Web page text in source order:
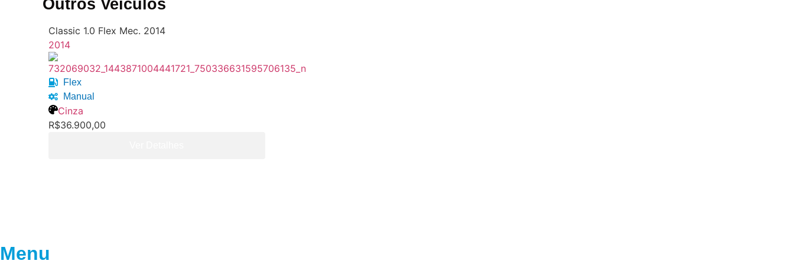
Classic 1.0 Flex Mec. 2014
2014
Flex
Manual
Cinza
R$36.900,00
Menu